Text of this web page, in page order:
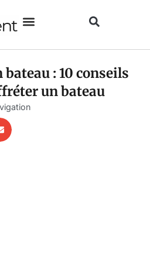
: 10 conseils
un bateau